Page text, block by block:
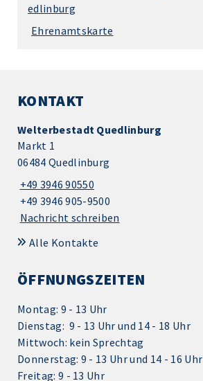
edlinburg
Ehrenamtskarte
KONTAKT
Welterbestadt Quedlinburg
Markt 1
06484 Quedlinburg
+49 3946 90550
+49 3946 905-9500
Nachricht schreiben
Alle Kontakte
ÖFFNUNGSZEITEN
Montag: 9 - 13 Uhr
Dienstag: 9 - 13 Uhr und 14 - 18 Uhr
Mittwoch: kein Sprechtag
Donnerstag: 9 - 13 Uhr und 14 - 16 Uhr
Freitag: 9 - 13 Uhr